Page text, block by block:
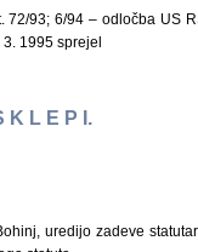
93; 6/94 – odločba US
1995 sprejel
K L E P I.
uredijo zadeve